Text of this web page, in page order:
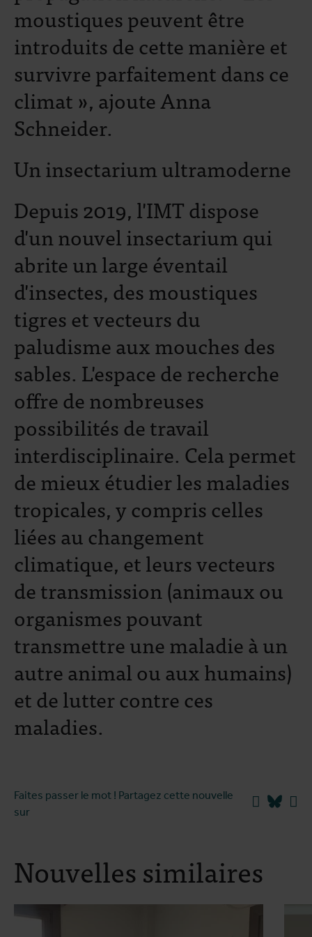
moustiques peuvent être
introduits de cette manière et
survivre parfaitement dans ce
climat », ajoute Anna
Schneider.
Un insectarium ultramoderne
Depuis 2019, l'IMT dispose
d'un nouvel insectarium qui
abrite un large éventail
d'insectes, des moustiques
tigres et vecteurs du
paludisme aux mouches des
sables. L'espace de recherche
offre de nombreuses
possibilités de travail
interdisciplinaire. Cela permet
de mieux étudier les maladies
tropicales, y compris celles
liées au changement
climatique, et leurs vecteurs
de transmission (animaux ou
organismes pouvant
transmettre une maladie à un
autre animal ou aux humains)
et de lutter contre ces
maladies.
Faites passer le mot ! Partagez cette nouvelle
sur
Facebook
Nouvelles similaires